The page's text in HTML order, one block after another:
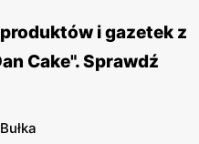
i gazetek z
Cake". Sprawdź
Bułka